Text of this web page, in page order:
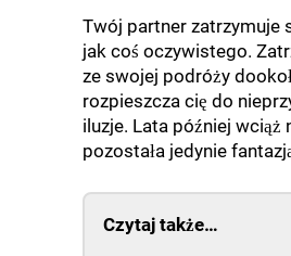
Twój partner zatrzymuje
jak coś oczywistego.
ze swojej podróży
rozpieszcza cię do
iluzje. Lata później wciąż
pozostała jedynie
Czytaj także…